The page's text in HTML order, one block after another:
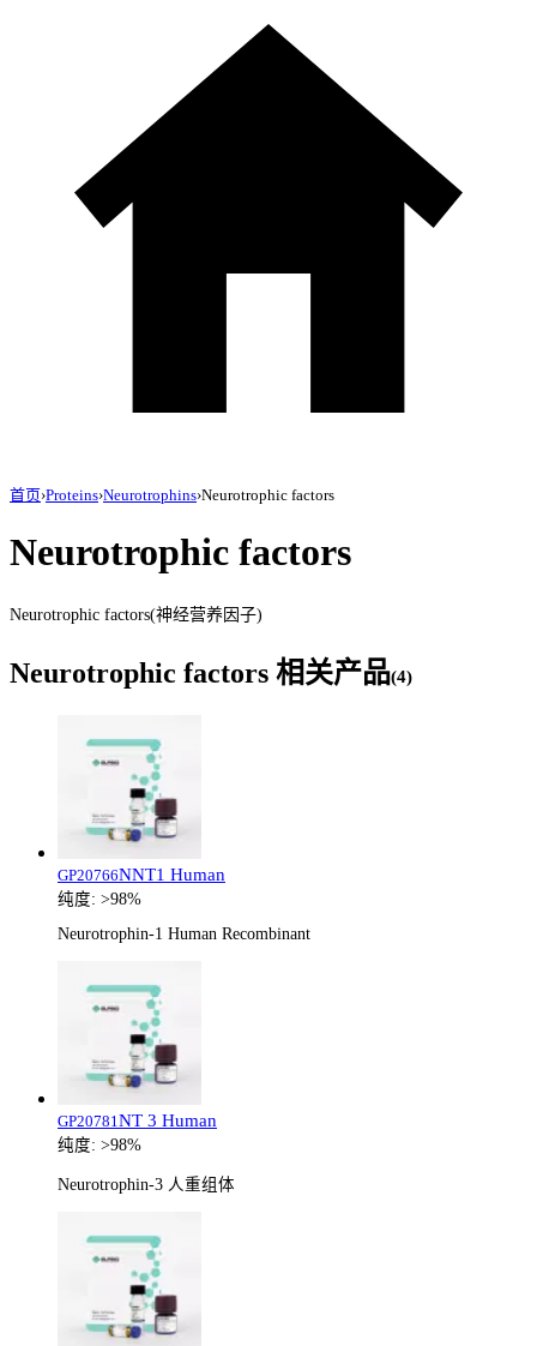
首页›Proteins›Neurotrophins›Neurotrophic factors
Neurotrophic factors
Neurotrophic factors(神经营养因子)
Neurotrophic factors 相关产品(4)
GP20766NNT1 Human
纯度: >98%
Neurotrophin-1 Human Recombinant
GP20781 NT 3 Human
纯度: >98%
Neurotrophin-3 人重组体